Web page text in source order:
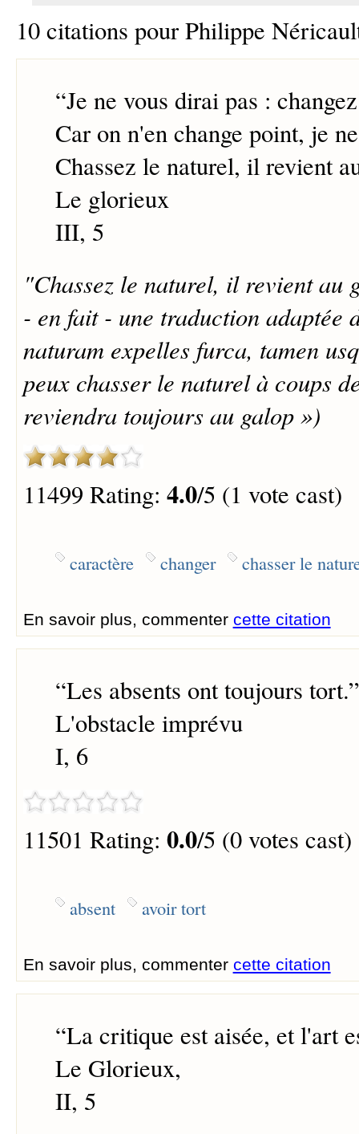
10 citations pour Philippe
“Je ne vous dirai pas :
Car on n'en change point, je
Chassez le naturel, il revient
Le glorieux
III, 5
"Chassez le naturel, il revient au
- en fait - une traduction adaptée
naturam expelles furca, tamen
peux chasser le naturel à coups
reviendra toujours au galop »)
11499 Rating: 4.0/5 (1 vote cast)
caractère changer chasser le
En savoir plus, commenter cette citation
“Les absents ont toujours tort.”
L'obstacle imprévu
I, 6
11501 Rating: 0.0/5 (0 votes cast)
absent avoir tort
En savoir plus, commenter cette citation
“La critique est aisée, et l'art
Le Glorieux,
II, 5